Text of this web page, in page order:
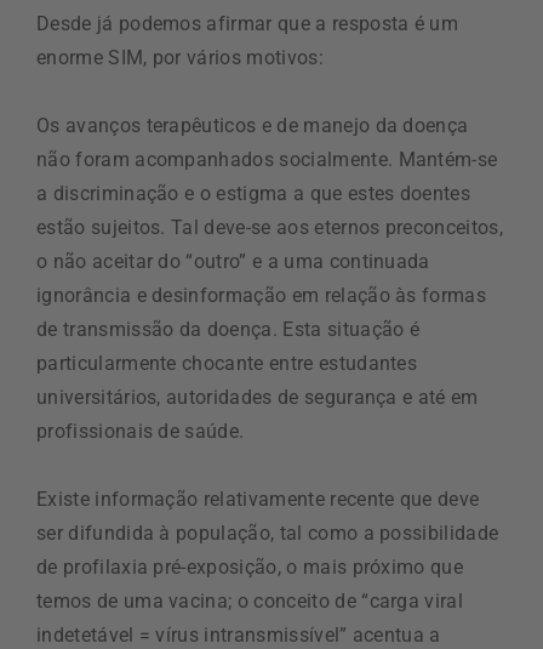
Desde já podemos afirmar que a resposta é um
enorme SIM, por vários motivos:
Os avanços terapêuticos e de manejo da doença
não foram acompanhados socialmente. Mantém-se
a discriminação e o estigma a que estes doentes
estão sujeitos. Tal deve-se aos eternos preconceitos,
o não aceitar do “outro” e a uma continuada
ignorância e desinformação em relação às formas
de transmissão da doença. Esta situação é
particularmente chocante entre estudantes
universitários, autoridades de segurança e até em
profissionais de saúde.
Existe informação relativamente recente que deve
ser difundida à população, tal como a possibilidade
de profilaxia pré-exposição, o mais próximo que
temos de uma vacina; o conceito de “carga viral
indetetável = vírus intransmissível” acentua a